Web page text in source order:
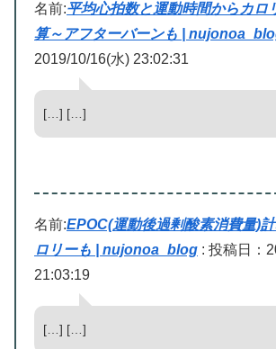
名前:平均心拍数と運動時間からカロ
算～アフターバーンも |
2019/10/16(水) 23:02:31
[…] […]
名前:EPOC(運動後過剰酸素消費量)
ロリーも | nujonoa_blog : 投稿日：
21:03:19
[…] […]